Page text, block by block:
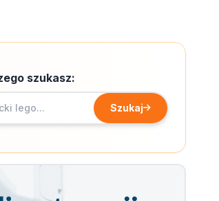
szukasz:
Szukaj